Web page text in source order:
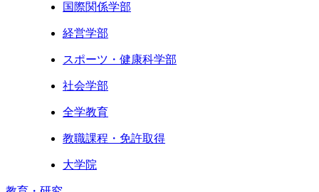
国際関係学部
経営学部
スポーツ・健康科学部
社会学部
全学教育
教職課程・免許取得
大学院